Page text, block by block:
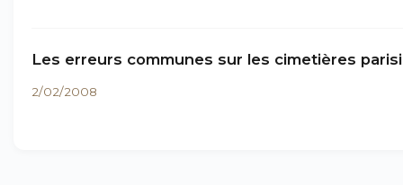
Les erreurs communes sur les cimetières
2/02/2008